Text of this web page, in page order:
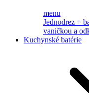
menu
Jednodrez +
vaničkou a
Kuchynské batérie